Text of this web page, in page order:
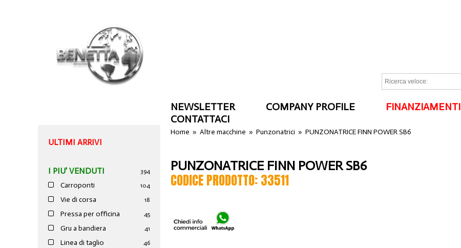
NEWSLETTER COMPANY PROFILE FINANZIAMENTI
CONTATTACI
ULTIMI ARRIVI
I PIU' VENDUTI 394
Carroponti 104
Vie di corsa 18
Pressa per officina 45
Gru a bandiera 41
Linea di taglio 46
Home »Altre macchine »Punzonatrici »PUNZONATRICE FINN POWER SB6
PUNZONATRICE FINN POWER SB6
CODICE PRODOTTO: 33511